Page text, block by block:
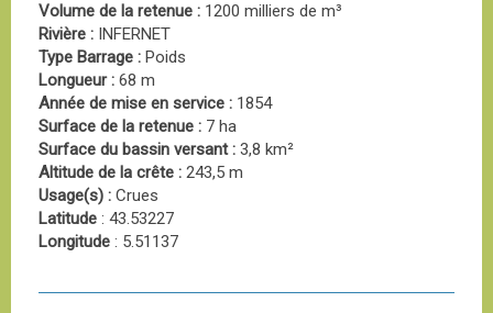
Volume de la retenue : 1200 milliers de m³
Rivière : INFERNET
Type Barrage : Poids
Longueur : 68 m
Année de mise en service : 1854
Surface de la retenue : 7 ha
Surface du bassin versant : 3,8 km²
Altitude de la crête : 243,5 m
Usage(s) : Crues
Latitude : 43.53227
Longitude : 5.51137